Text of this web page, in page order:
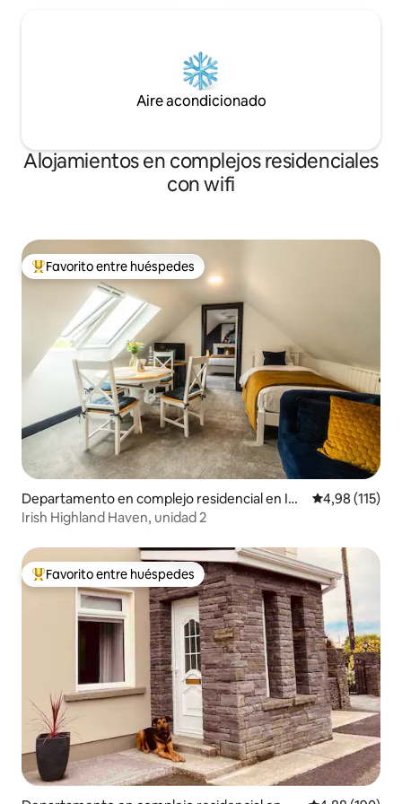
Aire acondicionado
Alojamientos en complejos residenciales
con wifi
Favorito entre los huéspedes más destacados
Favorito entre huéspedes
Departamento en complejo residencial en Ina
gh
Calificación
4,98 (115)
Irish Highland Haven, unidad 2
Favorito entre los huéspedes más destacados
Favorito entre huéspedes